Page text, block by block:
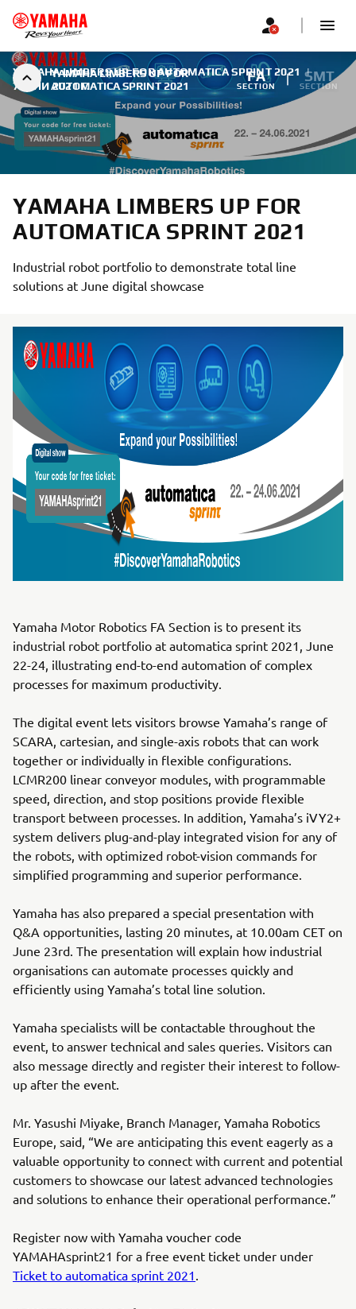
YAMAHA LIMBERS UP FOR
AUTOMATICA SPRINT 2021
FA
SECTION
SMT
SECTION
YAMAHA LIMBERS UP FOR AUTOMATICA SPRINT 2021
|
7 ЮНИ 2021 Г.
YAMAHA LIMBERS UP FOR
AUTOMATICA SPRINT 2021
Industrial robot portfolio to demonstrate total line
solutions at June digital showcase
Yamaha Motor Robotics FA Section is to present its
industrial robot portfolio at automatica sprint 2021, June
22-24, illustrating end-to-end automation of complex
processes for maximum productivity.
The digital event lets visitors browse Yamaha’s range of
SCARA, cartesian, and single-axis robots that can work
together or individually in flexible configurations.
LCMR200 linear conveyor modules, with programmable
speed, direction, and stop positions provide flexible
transport between processes. In addition, Yamaha’s iVY2+
system delivers plug-and-play integrated vision for any of
the robots, with optimized robot-vision commands for
simplified programming and superior performance.
Yamaha has also prepared a special presentation with
Q&A opportunities, lasting 20 minutes, at 10.00am CET on
June 23rd. The presentation will explain how industrial
organisations can automate processes quickly and
efficiently using Yamaha’s total line solution.
Yamaha specialists will be contactable throughout the
event, to answer technical and sales queries. Visitors can
also message directly and register their interest to follow-
up after the event.
Mr. Yasushi Miyake, Branch Manager, Yamaha Robotics
Europe, said, “We are anticipating this event eagerly as a
valuable opportunity to connect with current and potential
customers to showcase our latest advanced technologies
and solutions to enhance their operational performance.”
Register now with Yamaha voucher code
YAMAHAsprint21 for a free event ticket under under
Ticket to automatica sprint 2021 .